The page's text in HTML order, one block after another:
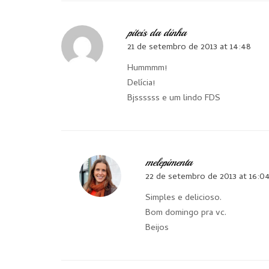
piteis da dinha
21 de setembro de 2013 at 14:48
Hummmm!
Delícia!
Bjssssss e um lindo FDS
melepimenta
22 de setembro de 2013 at 16:04
Simples e delicioso.
Bom domingo pra vc.
Beijos